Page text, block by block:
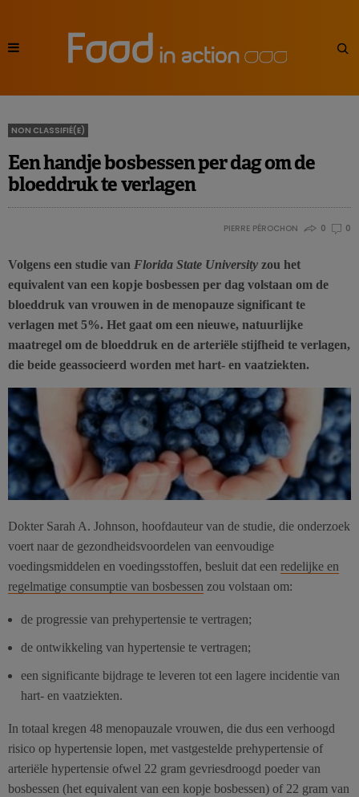
NON CLASSIFIÉ(E)
Een handje bosbessen per dag om de
bloeddruk te verlagen
PIERRE PÉROCHON 0 0
Volgens een studie van Florida State University zou het
equivalent van een kopje bosbessen per dag volstaan om de
bloeddruk van vrouwen in de menopauze significant te
verlagen met 5%. Het gaat om een nieuwe, natuurlijke
maatregel om de bloeddruk en de arteriële stijfheid te verlagen,
die beide geassocieerd worden met hart- en vaatziekten.
Dokter Sarah A. Johnson, hoofdauteur van de studie, die onderzoek
voert naar de gezondheidsvoordelen van eenvoudige
voedingsmiddelen en voedingsstoffen, besluit dat een redelijke en
regelmatige consumptie van bosbessen zou volstaan om:
de progressie van prehypertensie te vertragen;
de ontwikkeling van hypertensie te vertragen;
een significante bijdrage te leveren tot een lagere incidentie van
hart- en vaatziekten.
In totaal kregen 48 menopauzale vrouwen, die dus een verhoogd
risico op hypertensie lopen, met vastgestelde prehypertensie of
arteriële hypertensie ofwel 22 gram gevriesdroogd poeder van
bosbessen (het equivalent van een kopje bosbessen) of 22 gram van